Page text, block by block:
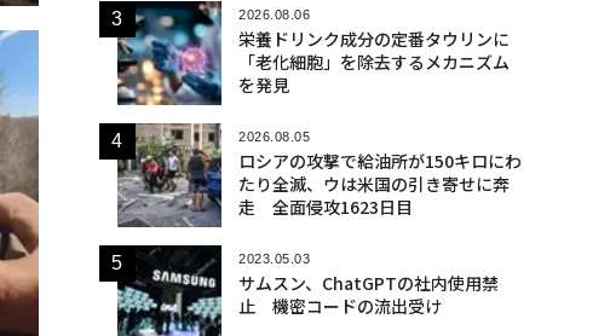
2026.08.06
栄養ドリンク成分の定番タウリンに
「老化細胞」を除去するメカニズム
を発見
2026.08.05
ロシアの攻撃で給油所が150キロにわ
たり全滅、ウは米国の引き寄せに奔
走 全面侵攻1623日目
2023.05.03
サムスン、ChatGPTの社内使用禁
止 機密コードの流出受け